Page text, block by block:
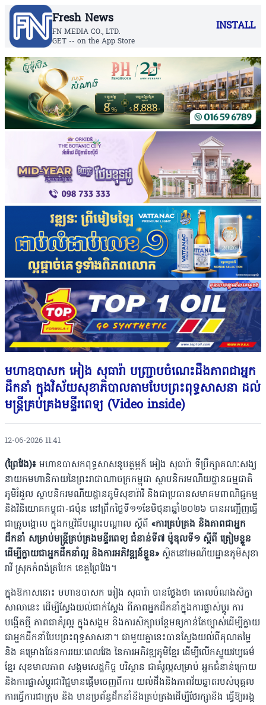
Fresh News
FN MEDIA CO., LTD.
GET -- on the App Store
INSTALL
មហាឧបាសក អៀង សុធារ៉ា បញ្ជ្រាបចំណេះដឹងភាពជាអ្នក
ដឹកនាំ ក្នុងវិស័យសុខាភិបាល​តាម​បែបព្រះពុទ្ធសាសនា ដល់
មន្ត្រីគ្រប់គ្រងមន្ទីរពេទ្យ (Video inside)
12-06-2026 11:41
(ព្រៃវែង)៖ មហាឧបាសកពុទ្ធសាសនូបត្ថម្ភក៍ អៀង សុធារ៉ា ទីប្រឹក្សាគណៈសង្ឃ
នាយកមហានិកាយនៃព្រះរាជាណាចក្រកម្ពុជា ស្ថាបនិករមណីយដ្ឋានធម្មជាតិ
ភូមិរំដួល ស្ថាបនិករមណីយដ្ឋានភូមិសុខារ៉ាវី និងជាប្រធានសមាគមពាណិជ្ជកម្ម
និងវិនិយោគកម្ពុជា-ជប៉ុន នៅព្រឹកថ្ងៃទី១១ខែមិថុនាឆ្នាំ២០២៦ បានអញ្ជើញធ្វើ
ជាគ្រូបង្គោល ក្នុងកម្មវិធីបណ្តុះបណ្តាល ស្តីពី «ការគ្រប់គ្រង និងភាពជាអ្នក
ដឹកនាំ សម្រាប់មន្ត្រីគ្រប់គ្រងមន្ទីរពេទ្យ ជំនាន់ទី៧ ម៉ូឌុលទី១ ស្តីពី ត្រៀមខ្លួន
ដើម្បីក្លាយជាអ្នកដឹកនាំល្អ និងការអភិវឌ្ឍន៍ខ្លួន» ស្ថិតនៅរមណីយដ្ឋានភូមិសុខា
រាវី ស្រុកកំពង់ត្របែក ខេត្តព្រៃវែង។
ក្នុងឱកាសនោះ មហាឧបាសក អៀង សុធារ៉ា បានថ្លែងថា គោលបំណងសិក្ខា
សាលានេះ ដើម្បីស្វែងយល់ជាក់ស្តែង ពីភាពអ្នកដឹកនាំក្នុងការផ្លាស់ប្តូរ ការ
បង្កើតថ្មី ភាពជាគំរូល្អ ក្នុងសង្គម និងការសិក្សាបន្ថែមឲ្យកាន់តែច្បាស់ដើម្បីក្លាយ
ជាអ្នកដឹកនាំបែបព្រះពុទ្ធសាសនា។ ជាមួយគ្នានេះបានស្វែងយល់ពីគុណតម្លៃ
និង គម្រោងផែនការរយៈពេលវែង នៃការអភិវឌ្ឍភូមិខ្មែរ ដើម្បីលើកស្ទួយវប្បធម៌
ខ្មែរ សុខមាលភាព សង្គមសេដ្ឋកិច្ច បរិស្ថាន ជាគំរូល្អសម្រាប់ អ្នកជំនាន់ក្រោយ
និងការផ្លាស់ប្តូរជាវិជ្ជមានផ្តើមចេញពីការ យល់ដឹងនិងភាពវ័យឆ្លាតរបស់បុគ្គល
ការធ្វើការជាក្រុម និង មានប្រព័ន្ធដឹកនាំនិងគ្រប់គ្រងដើម្បីថែរក្សានិង ធ្វើឱ្យអង្គ